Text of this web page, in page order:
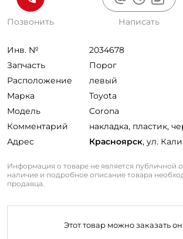
Позвонить Написать
Инв. №
2034678
Запчасть
Порог
Расположение
левый
Марка
Toyota
Модель
Corona
Комментарий
накладка, пластик,
Адрес
Красноярск, ул.
Информация о товаре не является публичной
наличие и подробное описание товара
продавца.
Этот товар можно заказать